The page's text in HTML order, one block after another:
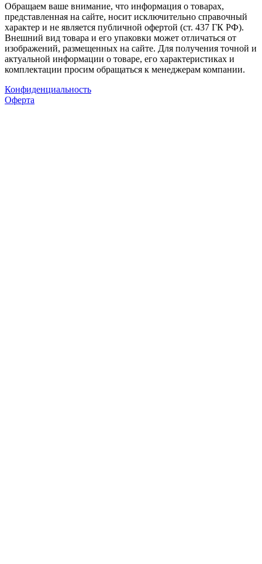
Обращаем ваше внимание, что информация о товарах,
представленная на сайте, носит исключительно справочный
характер и не является публичной офертой (ст. 437 ГК РФ).
Внешний вид товара и его упаковки может отличаться от
изображений, размещенных на сайте. Для получения точной и
актуальной информации о товаре, его характеристиках и
комплектации просим обращаться к менеджерам компании.
Конфиденциальность
Оферта